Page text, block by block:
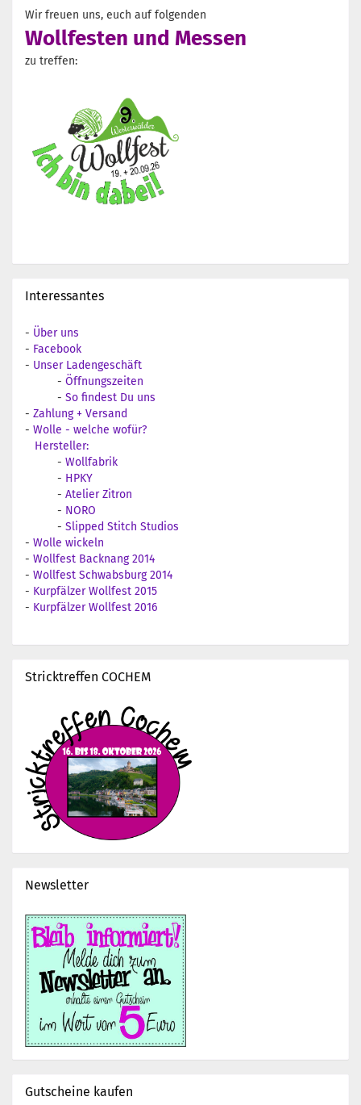
Wir freuen uns, euch auf folgenden
Wollfesten und Messen
zu treffen:
Interessantes
- Über uns
- Facebook
- Unser Ladengeschäft
- Öffnungszeiten
- So findest Du uns
- Zahlung + Versand
- Wolle - welche wofür?
Hersteller:
- Wollfabrik
- HPKY
- Atelier Zitron
- NORO
- Slipped Stitch Studios
- Wolle wickeln
- Wollfest Backnang 2014
- Wollfest Schwabsburg 2014
- Kurpfälzer Wollfest 2015
- Kurpfälzer Wollfest 2016
Stricktreffen COCHEM
Newsletter
Gutscheine kaufen